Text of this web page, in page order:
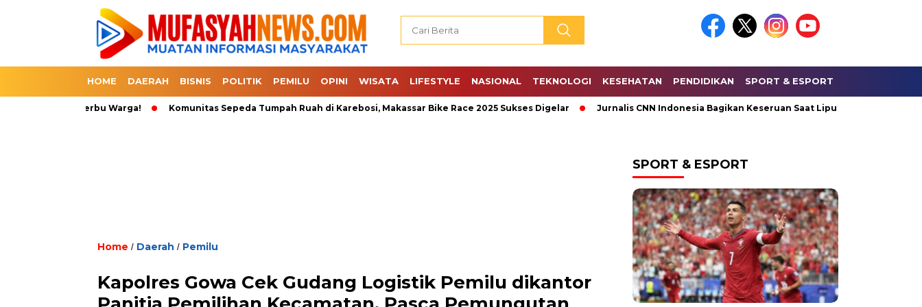
HOME DAERAH BISNIS POLITIK PEMILU OPINI WISATA LIFESTYLE NASIONAL TEKNOLOGI KESEHATAN PENDIDIKAN SPORT & ESPORT
Diserbu Warga! Komunitas Sepeda Tumpah Ruah di Karebosi, Makassar Bike Race 2025 Sukses Digelar Jurnalis CNN Indonesia Bagikan Keseruan Saat Liputan Lapangan kepada
Home / Daerah / Pemilu
Kapolres Gowa Cek Gudang Logistik Pemilu dikantor
SPORT & ESPORT